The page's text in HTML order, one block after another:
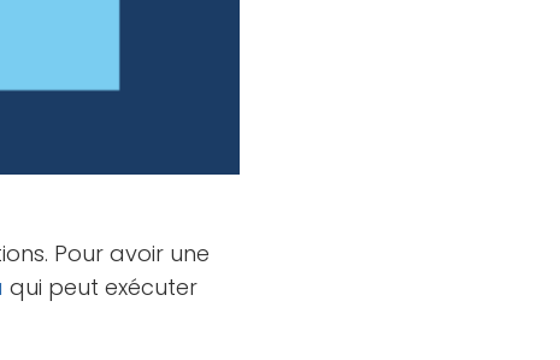
Pour avoir une
qui peut exécuter